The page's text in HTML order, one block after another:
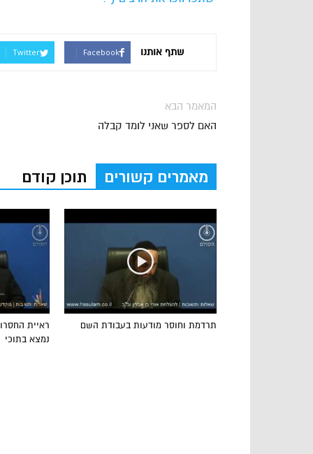
שתף אותנו Facebook
Twitter
המאמר הבא
האם לספר שאני לומד קבלה
מאמרים קשורים תוכן קודם
ראיית
נמצא בתוכי
תרדמת וחוסר מודעות בעבודת השם